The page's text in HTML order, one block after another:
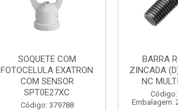
BARRA ROSCADA
ZINCADA (D) 5/16”X1MT
NC MULTIBARRAS
Código: 379806
Embalagem: 20 - UNIDADE
JOMARCA
Embalagem: